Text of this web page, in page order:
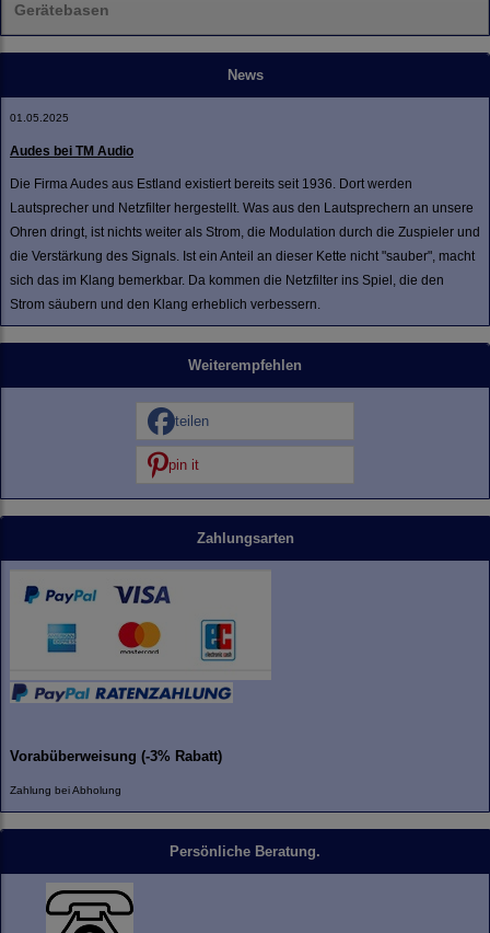
Gerätebasen
News
01.05.2025
Audes bei TM Audio
Die Firma Audes aus Estland existiert bereits seit 1936. Dort werden
Lautsprecher und Netzfilter hergestellt. Was aus den Lautsprechern an unsere
Ohren dringt, ist nichts weiter als Strom, die Modulation durch die Zuspieler und
die Verstärkung des Signals. Ist ein Anteil an dieser Kette nicht "sauber", macht
sich das im Klang bemerkbar. Da kommen die Netzfilter ins Spiel, die den
Strom säubern und den Klang erheblich verbessern.
Weiterempfehlen
teilen
pin it
Zahlungsarten
Vorabüberweisung (-3% Rabatt)
Zahlung bei Abholung
Persönliche Beratung.